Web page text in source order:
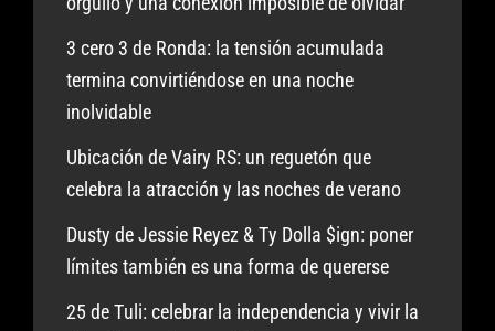
3 cero 3 de Ronda: la tensión acumulada
termina convirtiéndose en una noche
inolvidable
Ubicación de Vairy RS: un reguetón que
celebra la atracción y las noches de verano
Dusty de Jessie Reyez & Ty Dolla $ign: poner
límites también es una forma de quererse
25 de Tuli: celebrar la independencia y vivir la